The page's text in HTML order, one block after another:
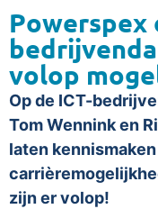
Powerspex
volop
Op de ICT-
Tom Wennink en
laten
zijn er volop!